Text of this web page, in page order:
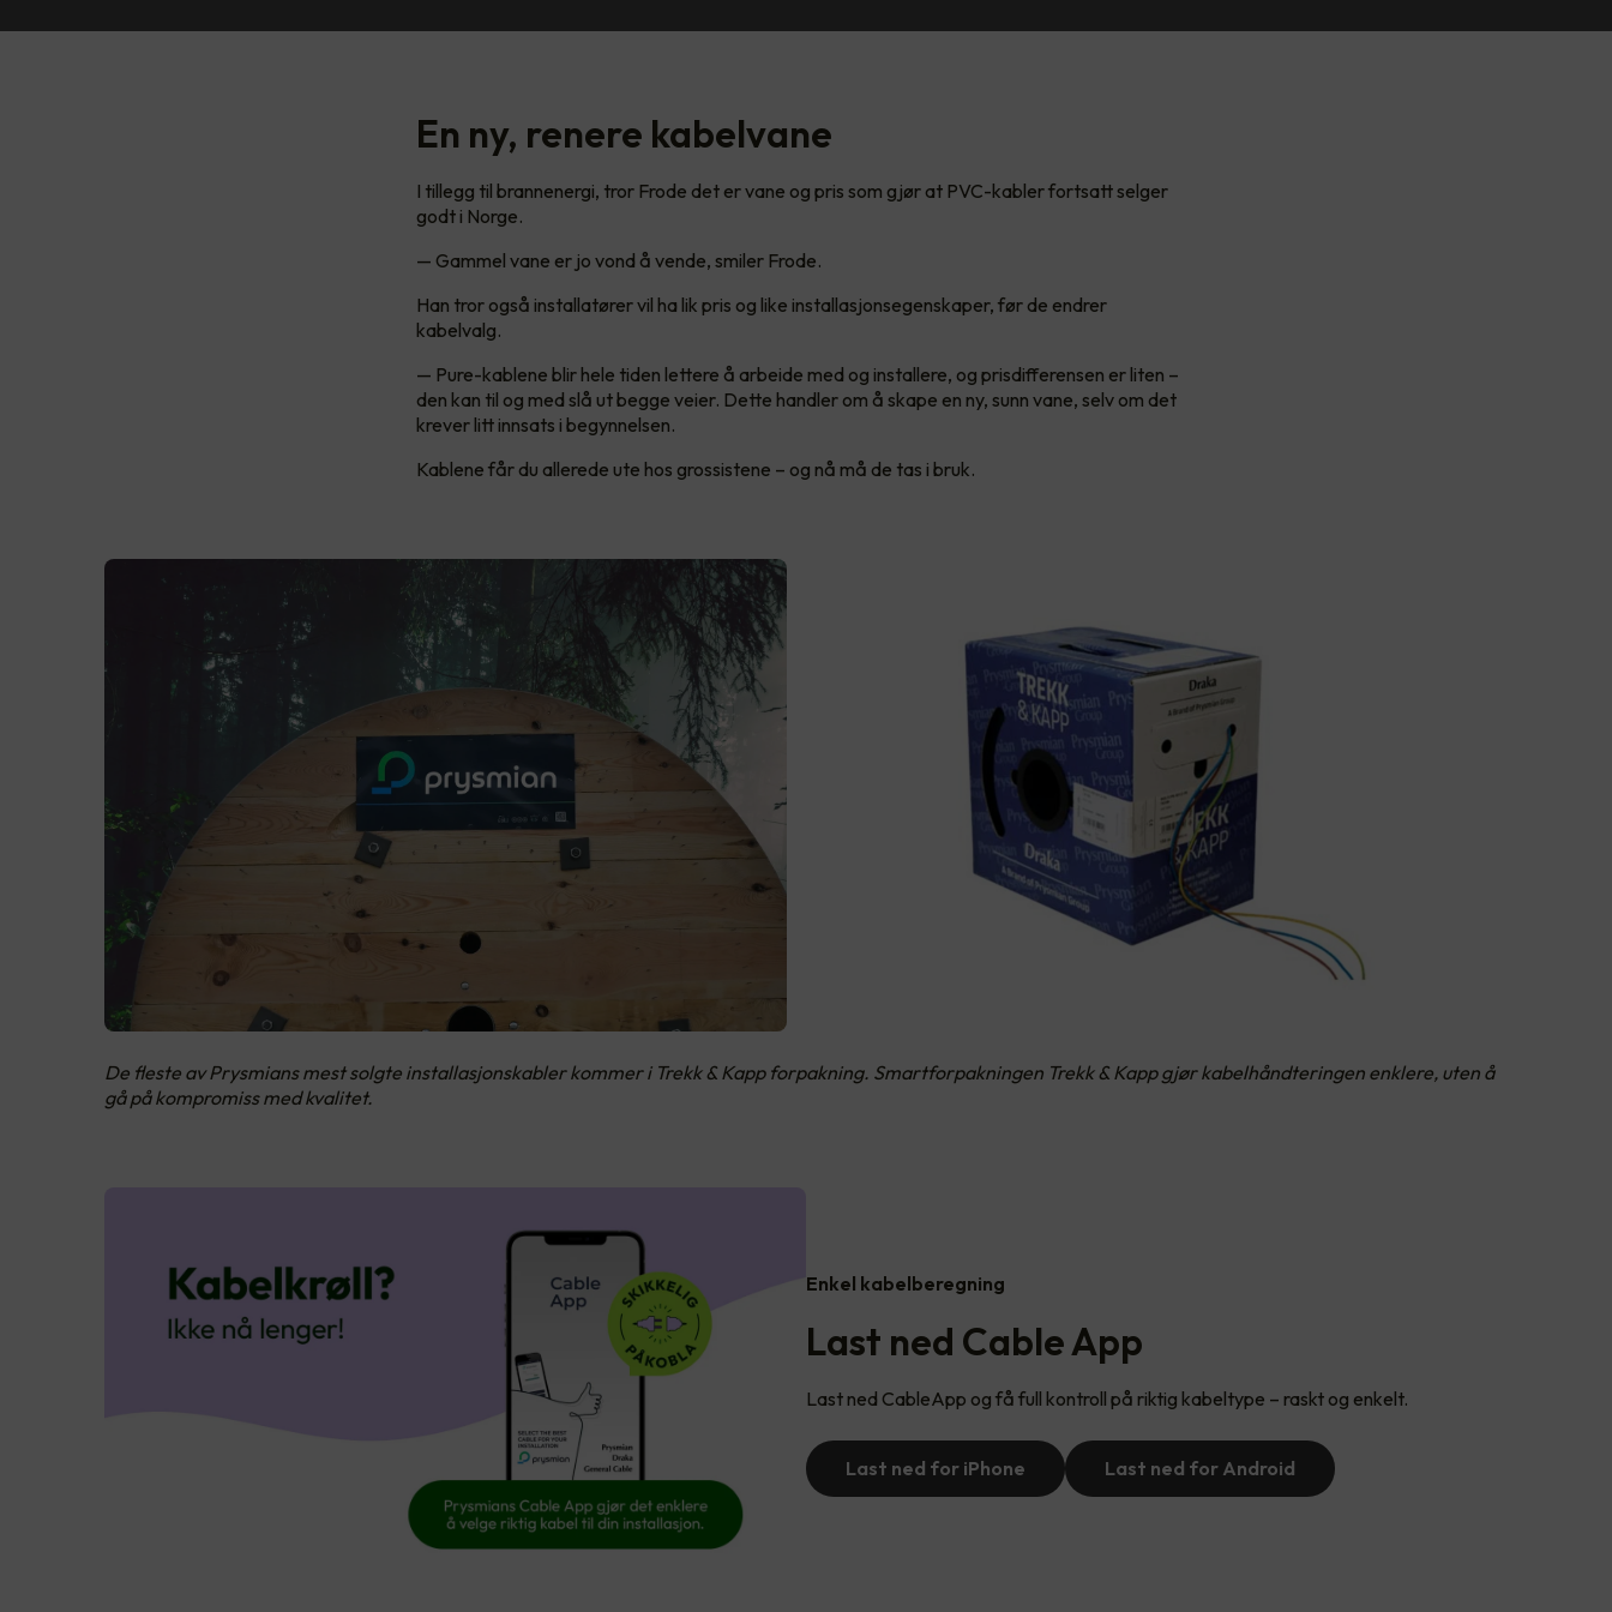
En ny, renere kabelvane
I tillegg til brannenergi, tror Frode det er vane og pris som gjør at PVC-kabler fortsatt selger
godt i Norge.
— Gammel vane er jo vond å vende, smiler Frode.
Han tror også installatører vil ha lik pris og like installasjonsegenskaper, før de endrer
kabelvalg.
— Pure-kablene blir hele tiden lettere å arbeide med og installere, og prisdifferensen er liten –
den kan til og med slå ut begge veier. Dette handler om å skape en ny, sunn vane, selv om det
krever litt innsats i begynnelsen.
Kablene får du allerede ute hos grossistene – og nå må de tas i bruk.
De fleste av Prysmians mest solgte installasjonskabler kommer i Trekk & Kapp forpakning. Smartforpakningen Trekk & Kapp gjør kabelhåndteringen enklere, uten å
gå på kompromiss med kvalitet.
Enkel kabelberegning
Last ned Cable App
Last ned CableApp og få full kontroll på riktig kabeltype – raskt og enkelt.
Last ned for iPhone Last ned for Android